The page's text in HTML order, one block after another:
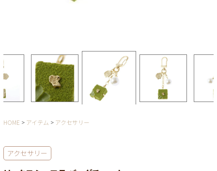
HOME アイテム アクセサリー
アクセサリー